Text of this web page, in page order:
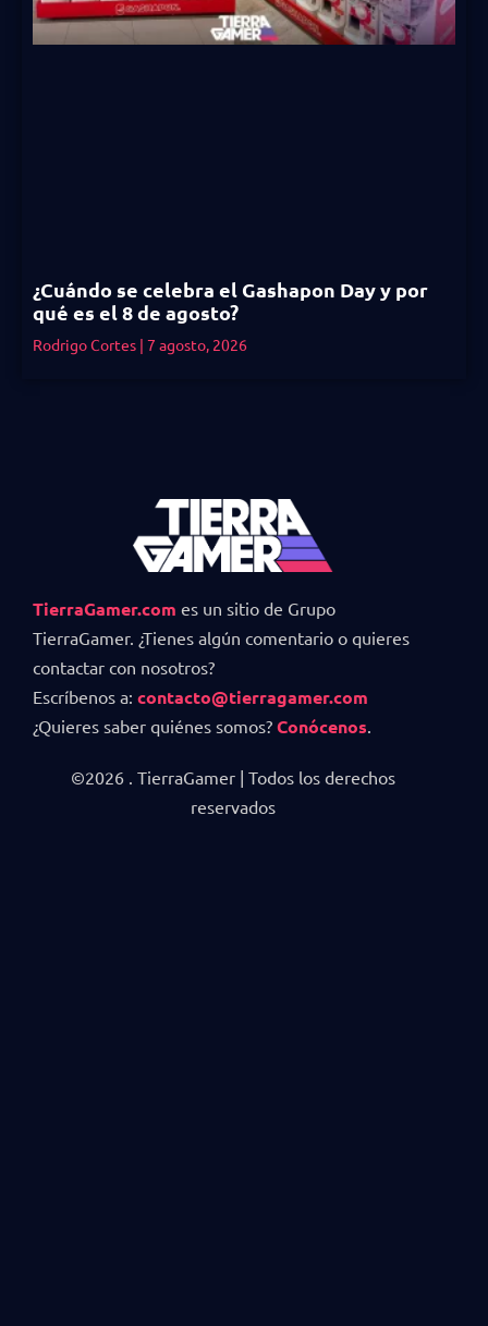
¿Cuándo se celebra el Gashapon Day y por
qué es el 8 de agosto?
Rodrigo Cortes 7 agosto, 2026
TierraGamer.com es un sitio de Grupo
TierraGamer. ¿Tienes algún comentario o quieres
contactar con nosotros?
Escríbenos a: contacto@tierragamer.com
¿Quieres saber quiénes somos? Conócenos
©2026 . TierraGamer | Todos los derechos
reservados